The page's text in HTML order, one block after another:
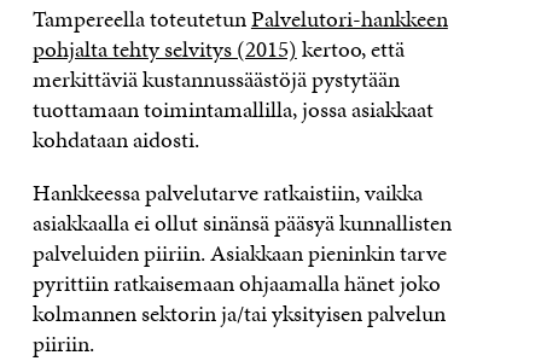
Tampereella toteutetunPalvelutori-hankkeen
pohjalta tehty selvitys (2015)kertoo, että
merkittäviä kustannussäästöjä pystytään
tuottamaan toimintamallilla, jossa asiakkaat
kohdataan aidosti.
Hankkeessa palvelutarve ratkaistiin, vaikka
asiakkaalla ei ollut sinänsä pääsyä kunnallisten
palveluiden piiriin. Asiakkaan pieninkin tarve
pyrittiin ratkaisemaan ohjaamalla hänet joko
kolmannen sektorin ja/tai yksityisen palvelun
piiriin.